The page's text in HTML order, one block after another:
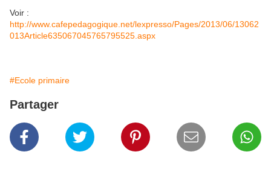
Voir :
http://www.cafepedagogique.net/lexpresso/Pages/2013/06/13062
013Article635067045765795525.aspx
#Ecole primaire
Partager